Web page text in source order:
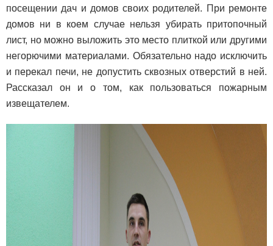
посещении дач и домов своих родителей. При ремонте
домов ни в коем случае нельзя убирать притопочный
лист, но можно выложить это место плиткой или другими
негорючими материалами. Обязательно надо исключить
и перекал печи, не допустить сквозных отверстий в ней.
Рассказал он и о том, как пользоваться пожарным
извещателем.